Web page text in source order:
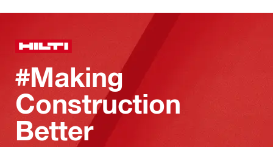
#Making
Construction
Better